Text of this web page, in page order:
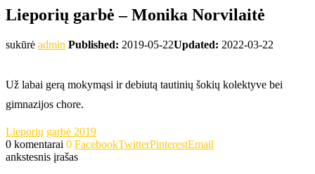
Lieporių garbė – Monika Norvilaitė
sukūrė admin Published: 2019-05-22Updated: 2022-03-22
Už labai gerą mokymąsi ir debiutą tautinių šokių kolektyve bei
gimnazijos chore.
Lieporių garbė 2019
0 komentarai 0 FacebookTwitterPinterestEmail
ankstesnis įrašas